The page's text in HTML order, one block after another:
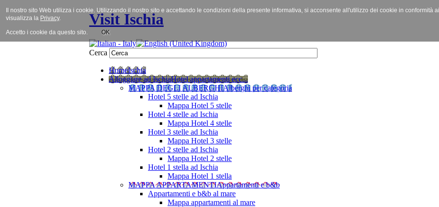
Visit Ischia
Cerca
HomeIschia
Alloggiare ad IschiaHotel appartamenti ecc...
MAPPA DEGLI ALBERGHIAlberghi per categoria
Hotel 5 stelle ad Ischia
Mappa Hotel 5 stelle
Hotel 4 stelle ad Ischia
Mappa Hotel 4 stelle
Hotel 3 stelle ad Ischia
Mappa Hotel 3 stelle
Hotel 2 stelle ad Ischia
Mappa Hotel 2 stelle
Hotel 1 stella ad Ischia
Mappa Hotel 1 stella
MAPPA APPARTAMENTIAppartamenti e b&b
Appartamenti e b&b al mare
Mappa appartamenti al mare
Il nostro sito Web utilizza i cookie. Utilizzando il nostro sito e accettando le condizioni della presente informativa, si acconsente all'utilizzo dei cookie in
visualizza la Privacy.
Accetto i cookie da questo sito. OK